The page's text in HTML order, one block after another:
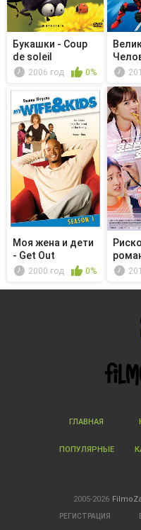
Букашки - Coup
de soleil
2006 год 0%
Моя жена и дети
- Get Out
2000 год 0%
29/
ГЛАВНАЯ
ПОПУЛЯРНЫЕ
2005-2026
РЕГИСТРАЦИЯ